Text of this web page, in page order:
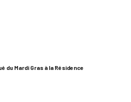
du Mardi Gras à la Résidence